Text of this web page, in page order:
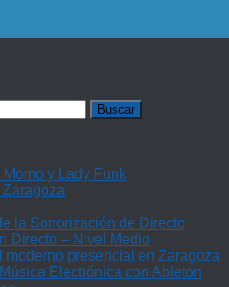
y Lady Funk
la Sonorización de Directo
Directo – Nivel Medio
moderno presencial en Zaragoza
Electrónica con Ableton